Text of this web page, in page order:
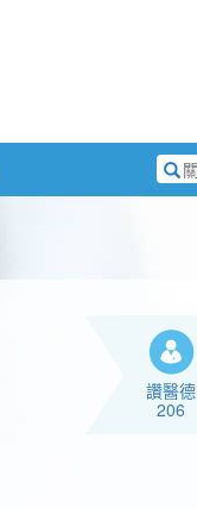
搜
尋
讚醫德
206